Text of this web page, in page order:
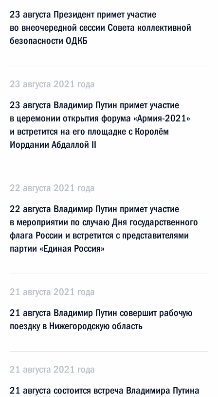
23 августа Президент примет участие
во внеочередной сессии Совета коллективной
безопасности ОДКБ
23 августа 2021 года
23 августа Владимир Путин примет участие
в церемонии открытия форума «Армия-2021»
и встретится на его площадке с Королём
Иордании Абдаллой II
22 августа 2021 года
22 августа Владимир Путин примет участие
в мероприятии по случаю Дня государственного
флага России и встретится с представителями
партии «Единая Россия»
21 августа 2021 года
21 августа Владимир Путин совершит рабочую
поездку в Нижегородскую область
21 августа 2021 года
21 августа состоится встреча Владимира Путина